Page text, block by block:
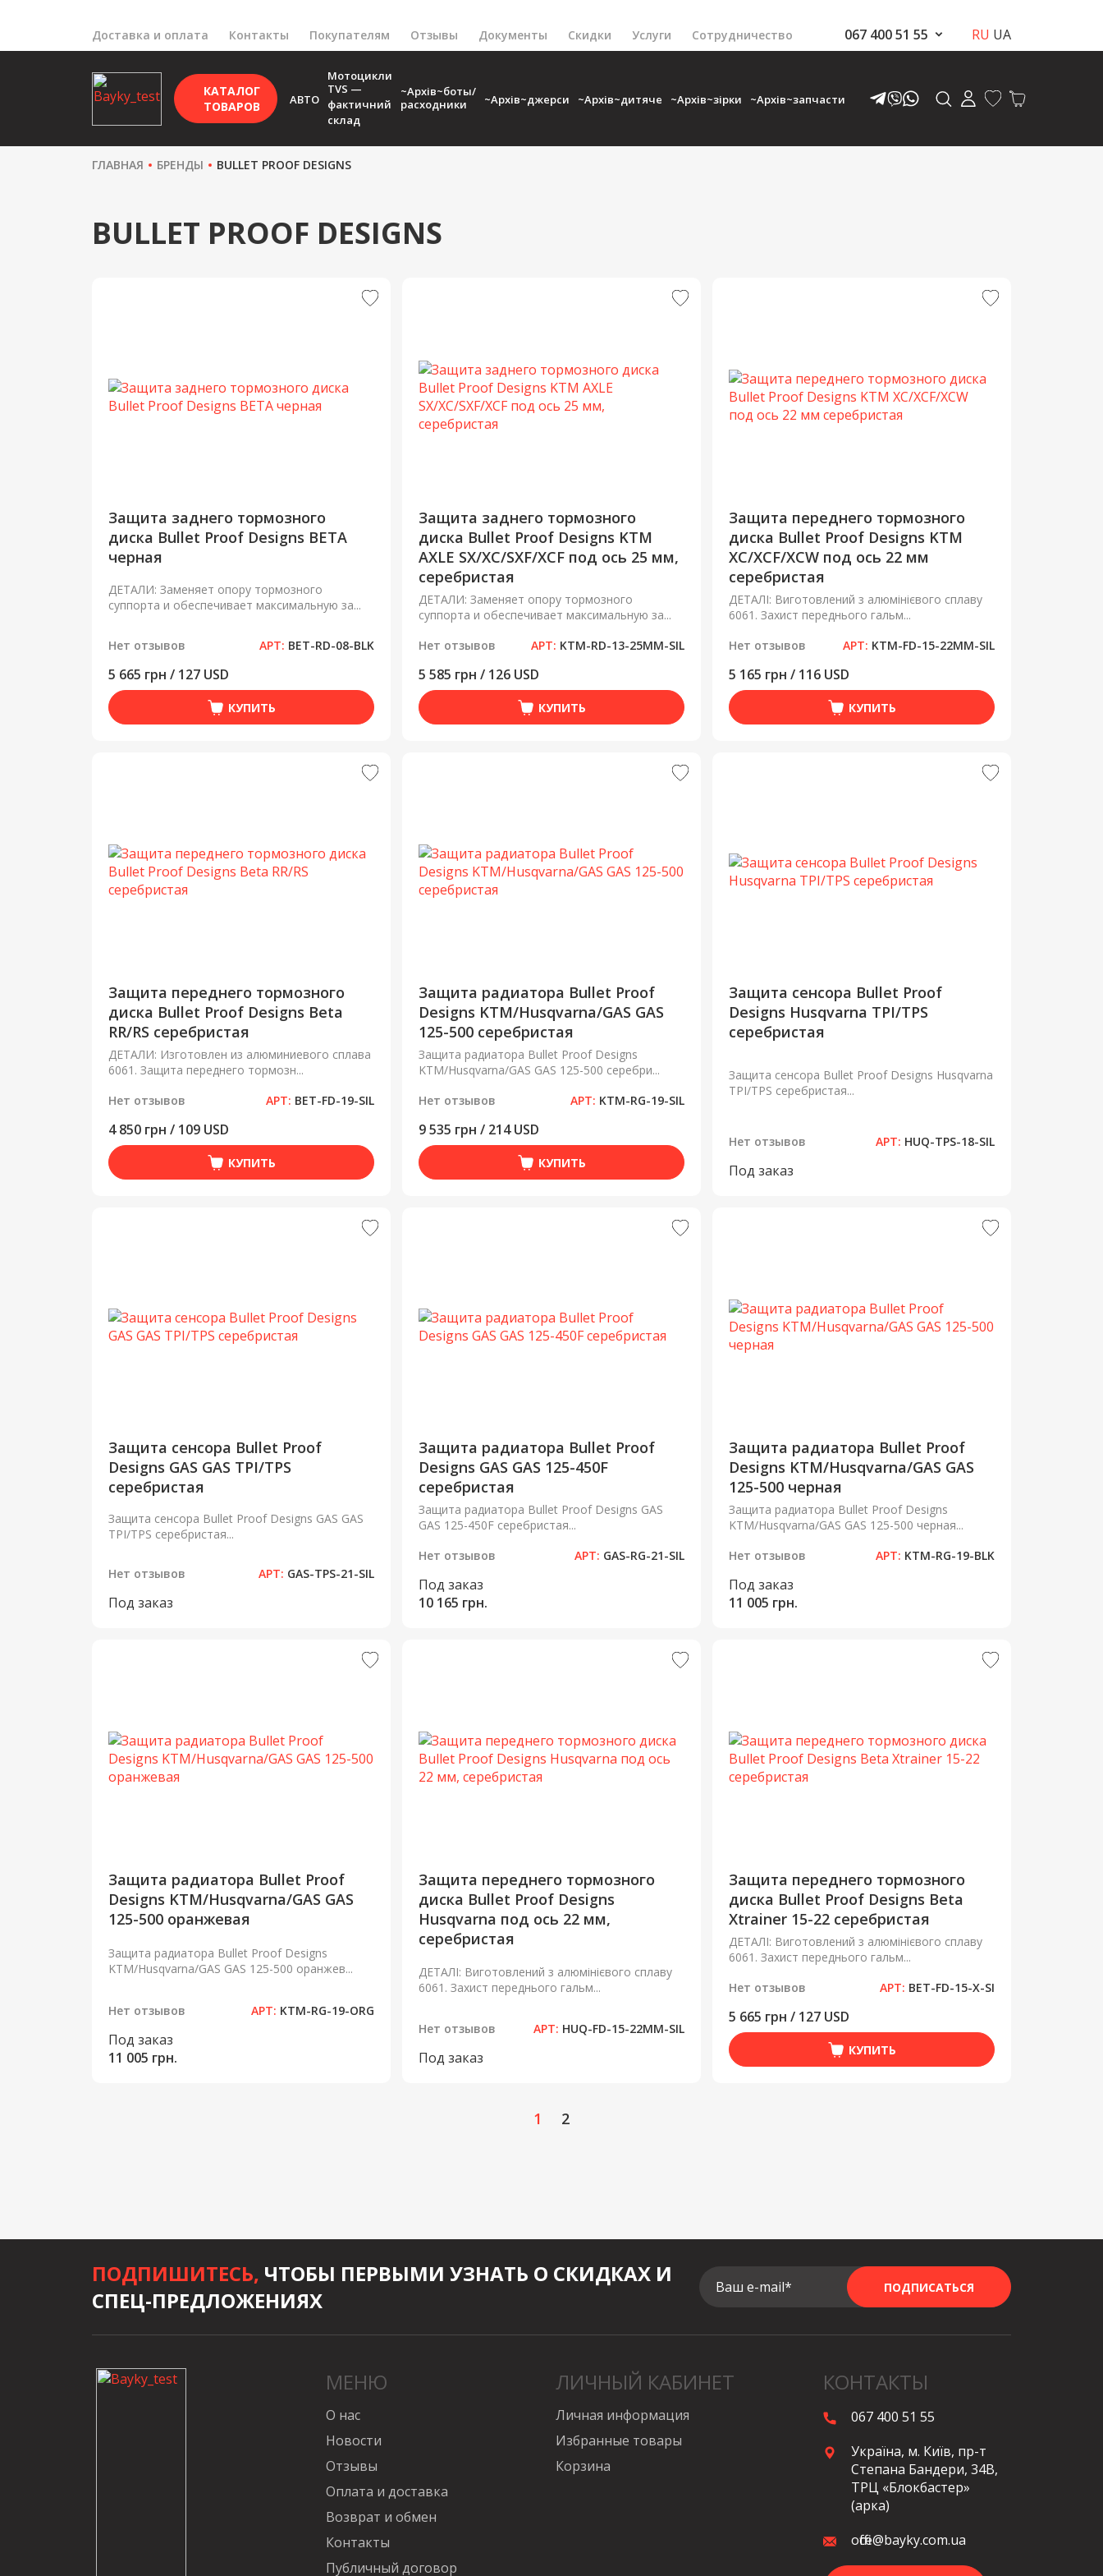
Доставка и оплата Контакты Покупателям Отзывы Документы Скидки Услуги Сотрудничество 067 400 51 55 RU UA
КАТАЛОГ
ТОВАРОВ
АВТО
Мотоцикли
TVS —
фактичний
склад
~Архів~боты/
расходники ~Архів~джерси ~Архів~дитяче ~Архів~зірки ~Архів~запчасти
ГЛАВНАЯ БРЕНДЫ BULLET PROOF DESIGNS
BULLET PROOF DESIGNS
Защита заднего тормозного
диска Bullet Proof Designs BETA
черная
ДЕТАЛИ: Заменяет опору тормозного
суппорта и обеспечивает максимальную за...
Нет отзывов АРТ: BET-RD-08-BLK
5 665 грн / 127 USD
КУПИТЬ
Защита заднего тормозного
диска Bullet Proof Designs KTM
AXLE SX/XC/SXF/XCF под ось 25 мм,
серебристая
ДЕТАЛИ: Заменяет опору тормозного
суппорта и обеспечивает максимальную за...
Нет отзывов
АРТ: KTM-RD-13-25MM-SIL
5 585 грн / 126 USD
КУПИТЬ
Защита переднего тормозного
диска Bullet Proof Designs KTM
XC/XCF/XCW под ось 22 мм
серебристая
ДЕТАЛІ: Виготовлений з алюмінієвого сплаву
6061. Захист переднього гальм...
Нет отзывов
АРТ: KTM-FD-15-22MM-SIL
5 165 грн / 116 USD
КУПИТЬ
Защита переднего тормозного
диска Bullet Proof Designs Beta
RR/RS серебристая
ДЕТАЛИ: Изготовлен из алюминиевого сплава
6061. Защита переднего тормозн...
Нет отзывов
АРТ: BET-FD-19-SIL
4 850 грн / 109 USD
КУПИТЬ
Защита радиатора Bullet Proof
Designs KTM/Husqvarna/GAS GAS
125-500 серебристая
Защита радиатора Bullet Proof Designs
KTM/Husqvarna/GAS GAS 125-500 серебри...
Нет отзывов
АРТ: KTM-RG-19-SIL
9 535 грн / 214 USD
КУПИТЬ
Защита сенсора Bullet Proof
Designs Husqvarna TPI/TPS
серебристая
Защита сенсора Bullet Proof Designs Husqvarna
TPI/TPS серебристая...
Нет отзывов АРТ: HUQ-TPS-18-SIL
Под заказ
Защита сенсора Bullet Proof
Designs GAS GAS TPI/TPS
серебристая
Защита сенсора Bullet Proof Designs GAS GAS
TPI/TPS серебристая...
Нет отзывов АРТ: GAS-TPS-21-SIL
Под заказ
Защита радиатора Bullet Proof
Designs GAS GAS 125-450F
серебристая
Защита радиатора Bullet Proof Designs GAS
GAS 125-450F серебристая...
Нет отзывов
АРТ: GAS-RG-21-SIL
Под заказ
10 165 грн.
Защита радиатора Bullet Proof
Designs KTM/Husqvarna/GAS GAS
125-500 черная
Защита радиатора Bullet Proof Designs
KTM/Husqvarna/GAS GAS 125-500 черная...
Нет отзывов
АРТ: KTM-RG-19-BLK
Под заказ
11 005 грн.
Защита радиатора Bullet Proof
Designs KTM/Husqvarna/GAS GAS
125-500 оранжевая
Защита радиатора Bullet Proof Designs
KTM/Husqvarna/GAS GAS 125-500 оранжев...
Нет отзывов АРТ: KTM-RG-19-ORG
Под заказ
11 005 грн.
Защита переднего тормозного
диска Bullet Proof Designs
Husqvarna под ось 22 мм,
серебристая
ДЕТАЛІ: Виготовлений з алюмінієвого сплаву
6061. Захист переднього гальм...
Нет отзывов АРТ: HUQ-FD-15-22MM-SIL
Под заказ
Защита переднего тормозного
диска Bullet Proof Designs Beta
Xtrainer 15-22 серебристая
ДЕТАЛІ: Виготовлений з алюмінієвого сплаву
6061. Захист переднього гальм...
Нет отзывов
АРТ: BET-FD-15-X-SI
5 665 грн / 127 USD
КУПИТЬ
1 2
ПОДПИШИТЕСЬ, ЧТОБЫ ПЕРВЫМИ УЗНАТЬ О СКИДКАХ И
СПЕЦ-ПРЕДЛОЖЕНИЯХ
Ваш e-mail* ПОДПИСАТЬСЯ
МЕНЮ
О нас
Новости
Отзывы
Оплата и доставка
Возврат и обмен
Контакты
Публичный договор
ЛИЧНЫЙ КАБИНЕТ
Личная информация
Избранные товары
Корзина
КОНТАКТЫ
067 400 51 55
Україна, м. Київ, пр-т
Степана Бандери, 34В,
ТРЦ «Блокбастер»
(арка)
office@bayky.com.ua